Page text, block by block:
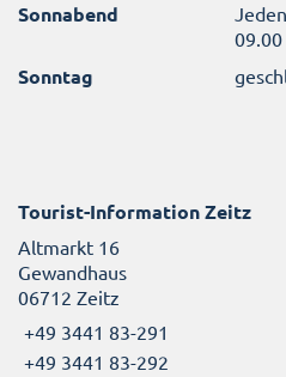
Sonnabend
Sonntag
Tourist-Information Zeitz
Altmarkt 16
Gewandhaus
06712 Zeitz
+49 3441 83-291
+49 3441 83-292